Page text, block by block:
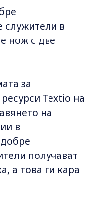
служители в
нож с две
за
Textio на
на
в
получават
а това ги кара